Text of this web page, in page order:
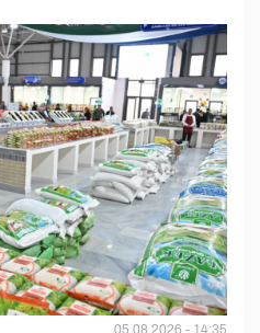
05.08.2026 - 14:35